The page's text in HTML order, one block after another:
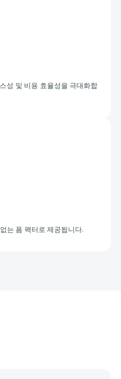
성 및 비용 효율성을 극대화합
는 폼 팩터로 제공됩니다.